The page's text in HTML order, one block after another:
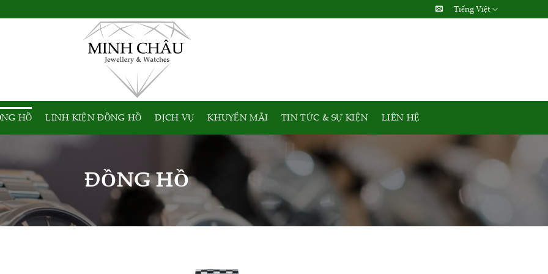
Tiếng Việt
HỒ LINH KIỆN ĐỒNG HỒ DỊCH VỤ KHUYẾN MÃI TIN TỨC & SỰ KIỆN LIÊN HỆ
ĐỒNG HỒ